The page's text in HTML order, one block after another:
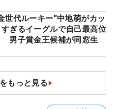
世代ルーキー”中地萌がカッ
すぎるイーグルで自己最高位
男子賞金王候補が同窓生
もっと見る